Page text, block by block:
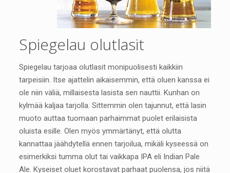
Spiegelau olutlasit
Spiegelau tarjoaa olutlasit monipuolisesti kaikkiin
tarpeisiin. Itse ajattelin aikaisemmin, että oluen kanssa ei
ole niin väliä, millaisesta lasista sen nauttii. Kunhan on
kylmää kaljaa tarjolla. Sittemmin olen tajunnut, että lasin
muoto auttaa tuomaan parhaimmat puolet erilaisista
oluista esille. Olen myös ymmärtänyt, että olutta
kannattaa jäähdytellä ennen tarjoilua, mikäli kyseessä on
esimerkiksi tumma olut tai vaikkapa IPA eli Indian Pale
Ale. Kyseiset oluet korostavat parhaat puolensa, jos niitä